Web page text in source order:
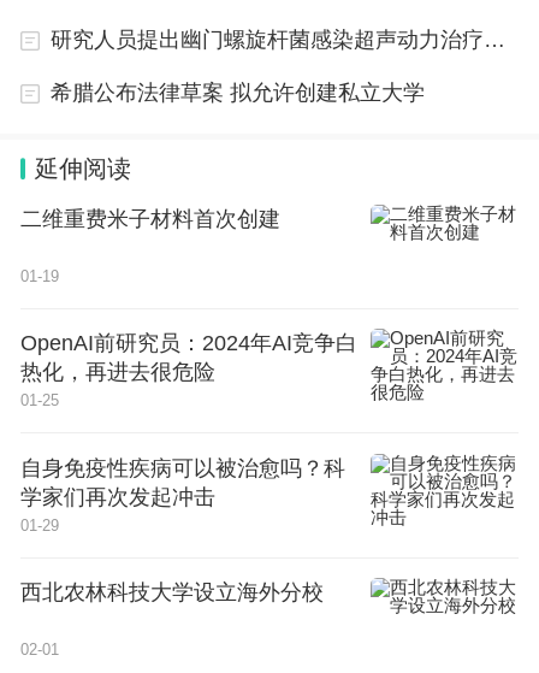
研究人员提出幽门螺旋杆菌感染超声动力治疗方案
希腊公布法律草案 拟允许创建私立大学
延伸阅读
二维重费米子材料首次创建
01-19
OpenAI前研究员：2024年AI竞争白
热化，再进去很危险
01-25
自身免疫性疾病可以被治愈吗？科
学家们再次发起冲击
01-29
西北农林科技大学设立海外分校
02-01